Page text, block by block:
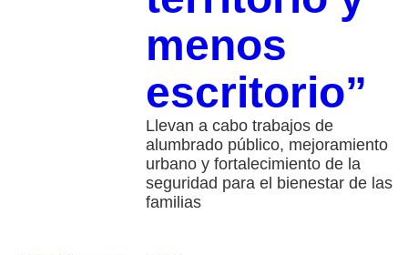
menos
escritorio”
Llevan a cabo trabajos de
alumbrado público, mejoramiento
urbano y fortalecimiento de la
seguridad para el bienestar de las
familias